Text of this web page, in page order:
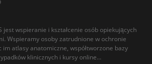
jest wspieranie i kształcenie osób opiekujących
Wspieramy osoby zatrudnione w ochronie
atlasy anatomiczne, współtworzone bazy
klinicznych i kursy online...